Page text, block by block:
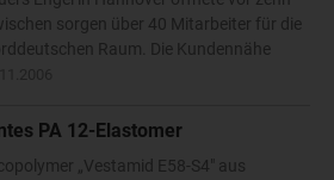
sorgen über 40 Mitarbeiter für die
Raum. Die Kundennähe
PA 12-Elastomer
„Vestamid E58-S4" aus